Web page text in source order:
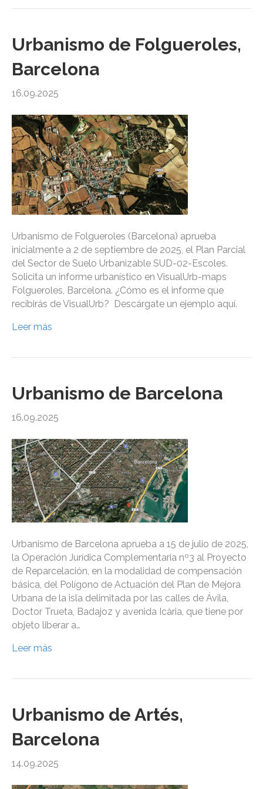
Urbanismo de Folgueroles,
Barcelona
16.09.2025
Urbanismo de Folgueroles (Barcelona) aprueba
inicialmente a 2 de septiembre de 2025, el Plan Parcial
del Sector de Suelo Urbanizable SUD-02-Escoles.
Solicita un informe urbanístico en VisualUrb-maps
Folgueroles, Barcelona. ¿Cómo es el informe que
recibirás de VisualUrb? Descárgate un ejemplo aquí.
Leer más
Urbanismo de Barcelona
16.09.2025
Urbanismo de Barcelona aprueba a 15 de julio de 2025,
la Operación Jurídica Complementaria nº3 al Proyecto
de Reparcelación, en la modalidad de compensación
básica, del Polígono de Actuación del Plan de Mejora
Urbana de la isla delimitada por las calles de Ávila,
Doctor Trueta, Badajoz y avenida Icària, que tiene por
objeto liberar a…
Leer más
Urbanismo de Artés,
Barcelona
14.09.2025